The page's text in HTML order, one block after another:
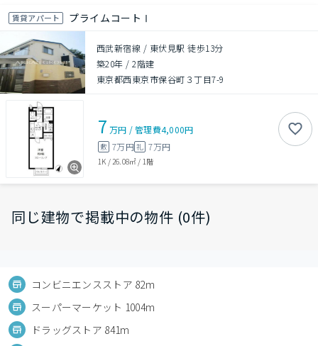
賃貸アパート プライムコートⅠ
西武新宿線 / 東伏見駅 徒歩13分
築20年 /2階建
東京都西東京市保谷町３丁目7-9
7 万円 /管理費4,000円
敷 7万円礼 7万円
1K / 26.08㎡ / 1階
同じ建物で掲載中の物件 (0件)
コンビニエンスストア 82m
スーパーマーケット 1004m
ドラッグストア 841m